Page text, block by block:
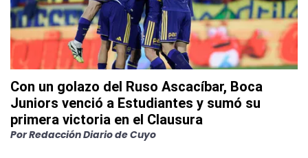
Con un golazo del Ruso Ascacíbar, Boca
Juniors venció a Estudiantes y sumó su
primera victoria en el Clausura
PorRedacción Diario de Cuyo